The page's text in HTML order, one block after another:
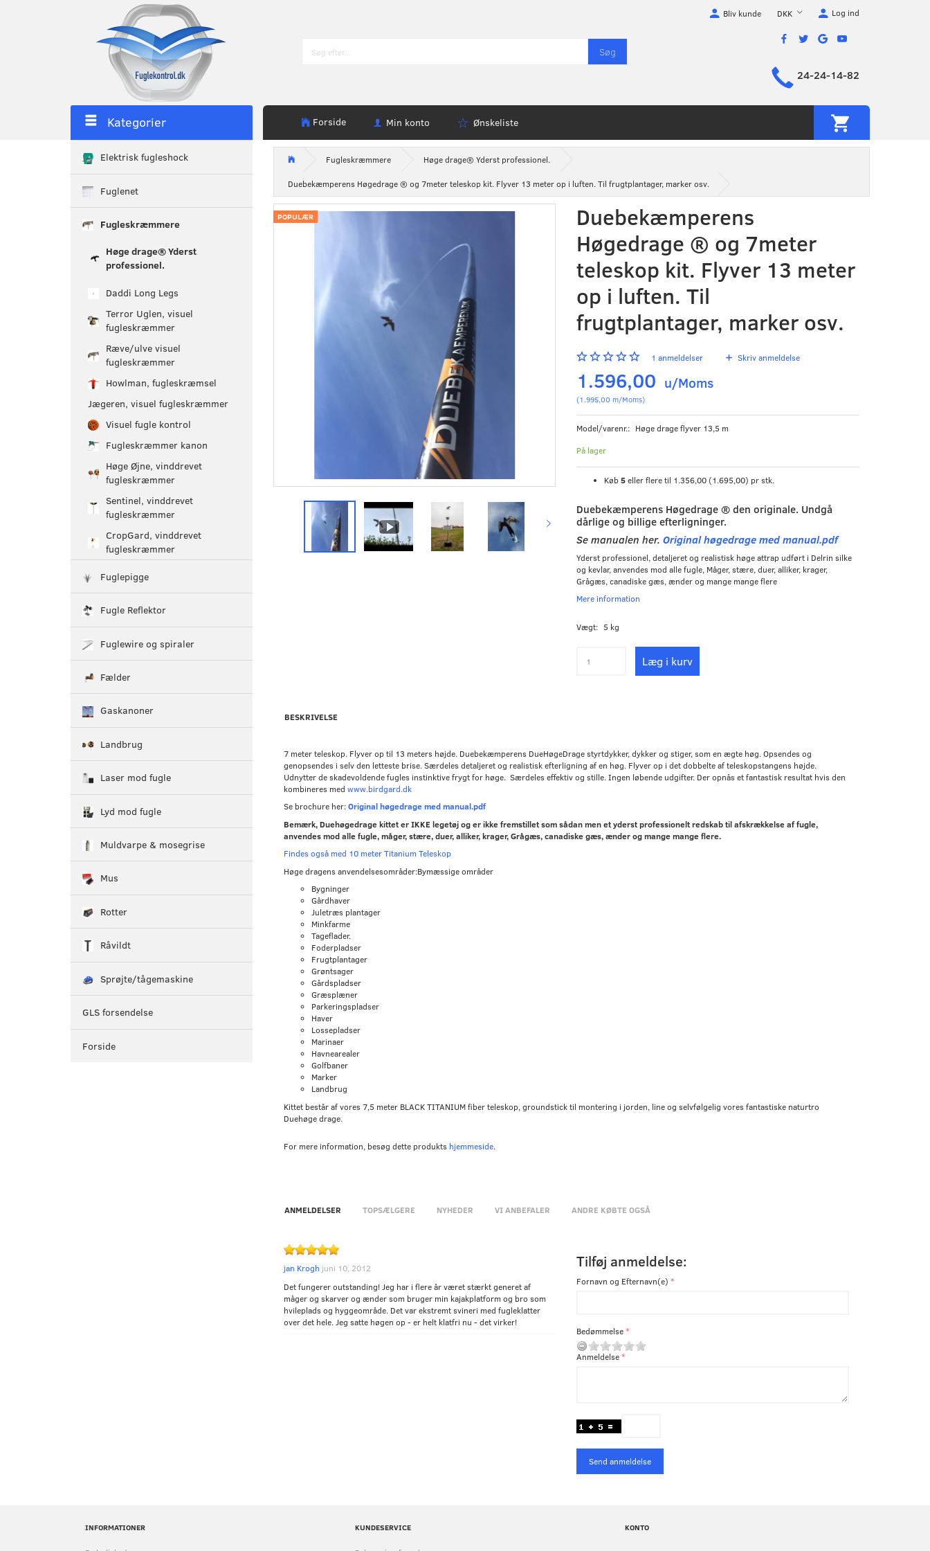
Søg
Log ind
DKK
Bliv kunde
24-24-14-82
Forside Min konto Ønskeliste
Kategorier
Elektrisk fugleshock
Fuglenet
Fugleskræmmere
Høge drage® Yderst
professionel.
Daddi Long Legs
Terror Uglen, visuel
fugleskræmmer
Ræve/ulve visuel
fugleskræmmer
Howlman, fugleskræmsel
Jægeren, visuel fugleskræmmer
Visuel fugle kontrol
Fugleskræmmer kanon
Høge Øjne, vinddrevet
fugleskræmmer
Sentinel, vinddrevet
fugleskræmmer
CropGard, vinddrevet
fugleskræmmer
Fuglepigge
Fugle Reflektor
Fuglewire og spiraler
Fælder
Gaskanoner
Landbrug
Laser mod fugle
Lyd mod fugle
Muldvarpe & mosegrise
Mus
Rotter
Råvildt
Sprøjte/tågemaskine
GLS forsendelse
Forside
Fugleskræmmere Høge drage® Yderst professionel.
Duebekæmperens Høgedrage ® og 7meter teleskop kit. Flyver 13 meter op i luften. Til frugtplantager, marker osv.
POPULÆR
Duebekæmperens
Høgedrage ® og 7meter
teleskop kit. Flyver 13 meter
op i luften. Til
frugtplantager, marker osv.
1 anmeldelser Skriv anmeldelse
1.596,00 u/Moms
(1.995,00 m/Moms)
Model/varenr.: Høge drage flyver 13,5 m
På lager
Køb5eller flere til 1.356,00 (1.695,00) pr stk.
Duebekæmperens Høgedrage ® den originale. Undgå
dårlige og billige efterligninger.
Se manualen her.Original høgedrage med manual.pdf
Yderst professionel, detaljeret og realistisk høge attrap udført i Delrin silke
og kevlar, anvendes mod alle fugle, Måger, stære, duer, alliker, krager,
Grågæs, canadiske gæs, ænder og mange mange flere
Mere information
Vægt: 5 kg
Læg i kurv
BESKRIVELSE
7 meter teleskop. Flyver op til 13 meters højde. Duebekæmperens DueHøgeDrage styrtdykker, dykker og stiger, som en ægte høg. Opsendes og
genopsendes i selv den letteste brise. Særdeles detaljeret og realistisk efterligning af en høg. Flyver op i det dobbelte af teleskopstangens højde.
Udnytter de skadevoldende fugles instinktive frygt for høge. Særdeles effektiv og stille. Ingen løbende udgifter. Der opnås et fantastisk resultat hvis den
kombineres med www.birdgard.dk
Se brochure her:Original høgedrage med manual.pdf
Bemærk, Duehøgedrage kittet er IKKE legetøj og er ikke fremstillet som sådan men et yderst professionelt redskab til afskrækkelse af fugle,
anvendes mod alle fugle, måger, stære, duer, alliker, krager, Grågæs, canadiske gæs, ænder og mange mange flere.
Findes også med 10 meter Titanium Teleskop
Høge dragens anvendelsesområder:Bymæssige områder
Bygninger
Gårdhaver
Juletræs plantager
Minkfarme
Tageflader.
Foderpladser
Frugtplantager
Grøntsager
Gårdspladser
Græsplæner
Parkeringspladser
Haver
Lossepladser
Marinaer
Havnearealer
Golfbaner
Marker
Landbrug
Kittet består af vores 7,5 meter BLACK TITANIUM fiber teleskop, groundstick til montering i jorden, line og selvfølgelig vores fantastiske naturtro
Duehøge drage.
For mere information, besøg dette produkts hjemmeside.
ANMELDELSER TOPSÆLGERE NYHEDER VI ANBEFALER ANDRE KØBTE OGSÅ
jan Krogh juni 10, 2012
Det fungerer outstanding! Jeg har i flere år været stærkt generet af
måger og skarver og ænder som bruger min kajakplatform og bro som
hvileplads og hyggeområde. Det var ekstremt svineri med fugleklatter
over det hele. Jeg satte høgen op - er helt klatfri nu - det virker!
Tilføj anmeldelse:
Fornavn og Efternavn(e)
Bedømmelse
Anmeldelse
Send anmeldelse
INFORMATIONER KUNDESERVICE KONTO